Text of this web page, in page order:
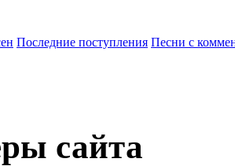
Последние поступления Песни с
сайта